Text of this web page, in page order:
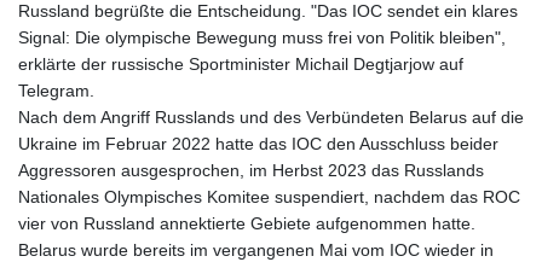
Russland begrüßte die Entscheidung. "Das IOC sendet ein klares
Signal: Die olympische Bewegung muss frei von Politik bleiben",
erklärte der russische Sportminister Michail Degtjarjow auf
Telegram.
Nach dem Angriff Russlands und des Verbündeten Belarus auf die
Ukraine im Februar 2022 hatte das IOC den Ausschluss beider
Aggressoren ausgesprochen, im Herbst 2023 das Russlands
Nationales Olympisches Komitee suspendiert, nachdem das ROC
vier von Russland annektierte Gebiete aufgenommen hatte.
Belarus wurde bereits im vergangenen Mai vom IOC wieder in